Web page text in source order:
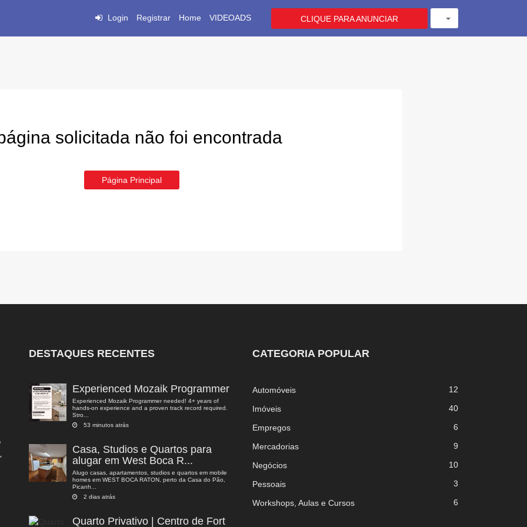
Login Registrar Home VIDEOADS CLIQUE PARA ANUNCIAR
solicitada não foi encontrada
Página Principal
DESTAQUES RECENTES
Experienced Mozaik Programmer
Experienced Mozaik Programmer needed! 4+ years of
hands-on experience and a proven track record required.
Stro...
53 minutos atrás
Casa, Studios e Quartos para
alugar em West Boca R...
Alugo casas, apartamentos, studios e quartos em mobile
homes em WEST BOCA RATON, perto da Casa do Pão,
Picanh...
2 dias atrás
Quarto Privativo | Centro de Fort
CATEGORIA POPULAR
Automóveis 12
Imóveis 40
Empregos 6
Mercadorias 9
Negócios 10
Pessoais 3
Workshops, Aulas e Cursos 6